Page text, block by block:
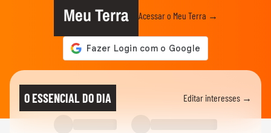
Meu Terra Acessar o Meu Terra →
O ESSENCIAL DO DIA Editar interesses →